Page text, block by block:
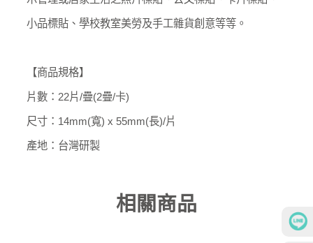
小品標貼、學校教室美勞及手工雜貨創意等等。
【商品規格】
片數：22片/疊(2疊/卡)
尺寸：14mm(寬) x 55mm(長)/片
產地：台灣研製
相關商品